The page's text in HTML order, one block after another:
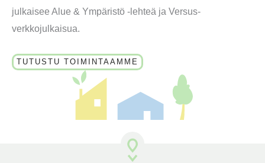
julkaisee Alue & Ympäristö -lehteä ja Versus-
verkkojulkaisua.
TUTUSTU TOIMINTAAMME